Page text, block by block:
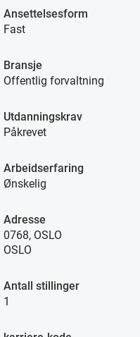
Ansettelsesform
Fast
Bransje
Offentlig forvaltning
Utdanningskrav
Påkrevet
Arbeidserfaring
Ønskelig
Adresse
0768, OSLO
OSLO
Antall stillinger
1